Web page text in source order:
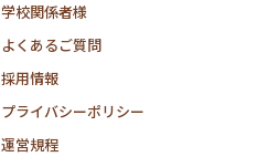
学校関係者様
よくあるご質問
採用情報
プライバシーポリシー
運営規程